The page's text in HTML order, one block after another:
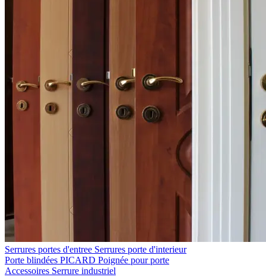
Serrures portes d'entree Serrures porte d'interieur
Porte blindées PICARD Poignée pour porte
Accessoires Serrure industriel